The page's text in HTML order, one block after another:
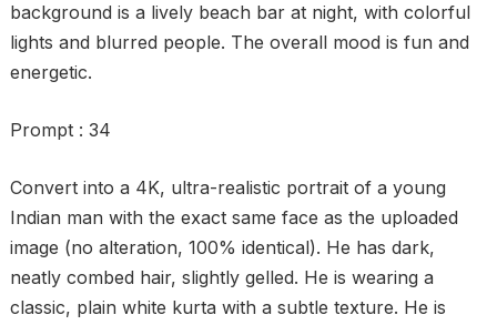
background is a lively beach bar at night, with colorful
lights and blurred people. The overall mood is fun and
energetic.
Prompt : 34
Convert into a 4K, ultra-realistic portrait of a young
Indian man with the exact same face as the uploaded
image (no alteration, 100% identical). He has dark,
neatly combed hair, slightly gelled. He is wearing a
classic, plain white kurta with a subtle texture. He is